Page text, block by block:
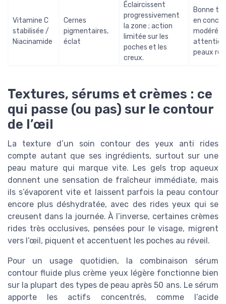
Vitamine C
stabilisée /
Niacinamide
Cernes
pigmentaires,
éclat
Éclaircissent
progressivement
la zone ; action
limitée sur les
poches et les
creux.
Bonne
en
modérée,
attention
peaux
Textures, sérums et crèmes : ce
qui passe (ou pas) sur le contour
de l’œil
La texture d’un soin contour des yeux anti rides
compte autant que ses ingrédients, surtout sur une
peau mature qui marque vite. Les gels trop aqueux
donnent une sensation de fraîcheur immédiate, mais
ils s’évaporent vite et laissent parfois la peau contour
encore plus déshydratée, avec des rides yeux qui se
creusent dans la journée. À l’inverse, certaines crèmes
rides très occlusives, pensées pour le visage, migrent
vers l’œil, piquent et accentuent les poches au réveil.
Pour un usage quotidien, la combinaison sérum
contour fluide plus crème yeux légère fonctionne bien
sur la plupart des types de peau après 50 ans. Le sérum
apporte les actifs concentrés, comme l’acide